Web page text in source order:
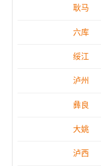
耿马
六库
绥江
泸州
彝良
大姚
泸西